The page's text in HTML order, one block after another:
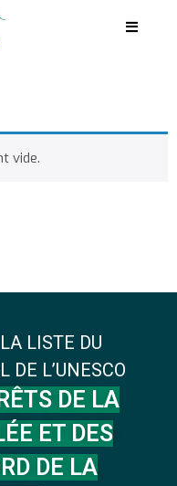
vide.
LISTE DU
DE L’UNESCO
DE LA
ET DES
DE LA